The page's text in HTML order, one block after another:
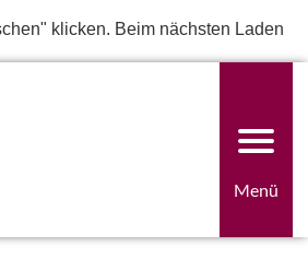
klicken. Beim nächsten Laden
Menü